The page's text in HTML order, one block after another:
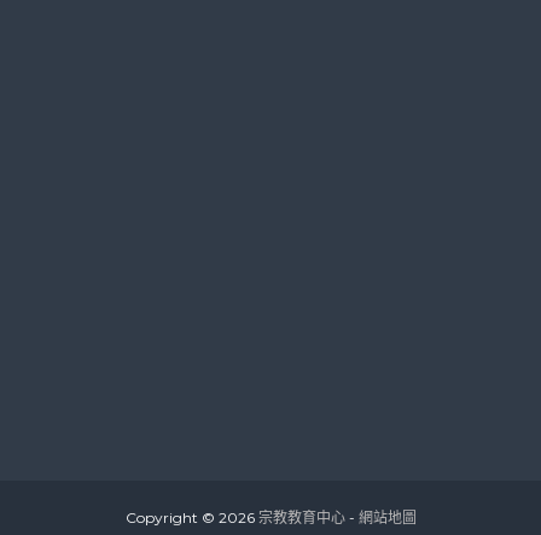
Copyright © 2026 宗教教育中心- 網站地圖